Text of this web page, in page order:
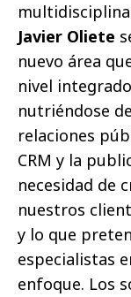
Javier Oliete
nuevo área
nivel
nutriéndose
relaciones
CRM y la
necesidad de
nuestros
y lo que
especialistas
enfoque. Los